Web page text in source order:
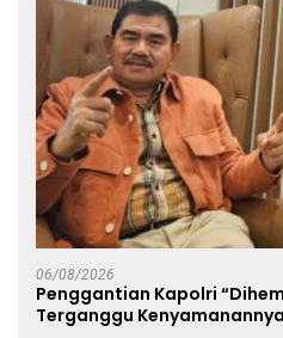
06/08/2026
Penggantian Kapolri
Terganggu